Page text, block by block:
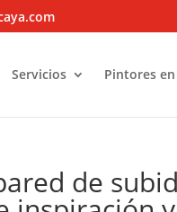
Servicios Pintores
de